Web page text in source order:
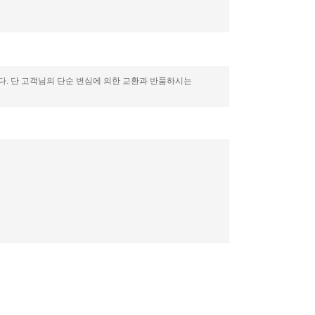
단 고객님의 단순 변심에 의한 교환과 반품하시는